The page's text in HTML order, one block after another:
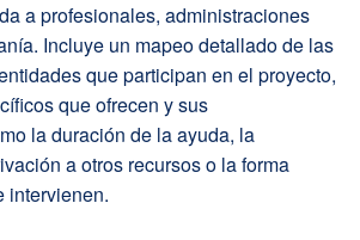
a profesionales, administraciones
Incluye un mapeo detallado de las
que participan en el proyecto,
que ofrecen y sus
la duración de la ayuda, la
a otros recursos o la forma
intervienen.